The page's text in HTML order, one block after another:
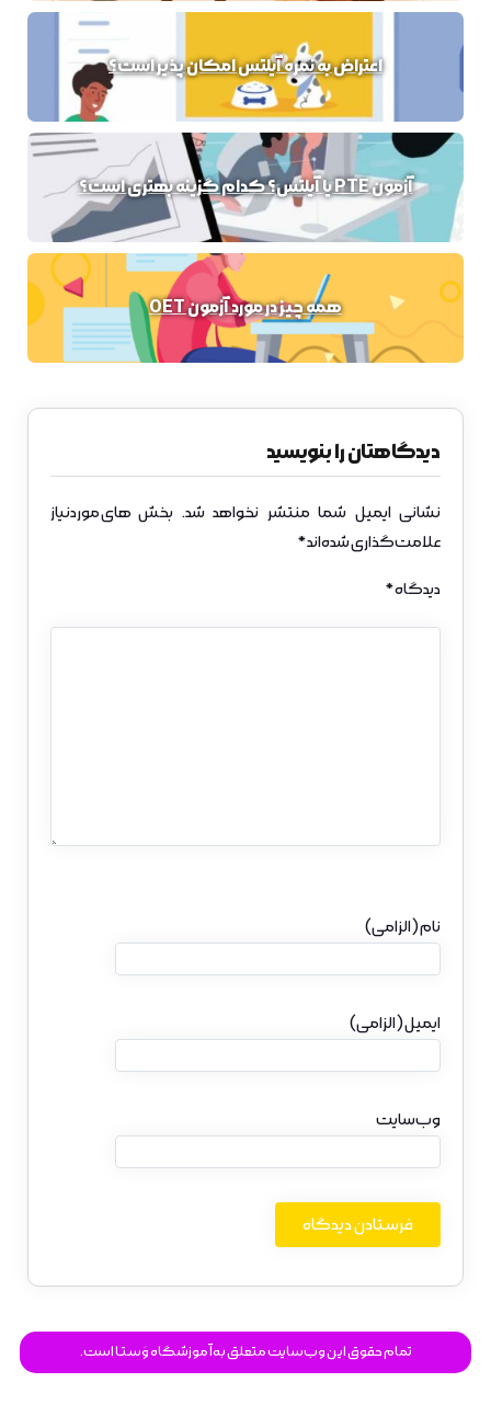
اعتراض به نمره آیلتس امکان پذیر است؟
آزمون PTE یا آیلتس؟ کدام گزینه بهتری است؟
همه چیز در مورد آزمون OET
دیدگاهتان را بنویسید
نشانی ایمیل شما منتشر نخواهد شد. بخش‌های موردنیاز
علامت‌گذاری شده‌اند*
دیدگاه*
نام (الزامی)
ایمیل (الزامی)
وب‌سایت
تمام حقوق این وب‌سایت متعلق به آموزشگاه وَستـا است.